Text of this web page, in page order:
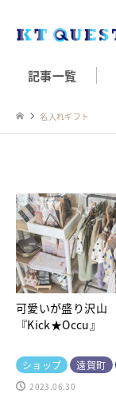
記事一覧
名入れギフト
可愛いが盛り沢山
『Kick★Occu』
ショップ 遠賀町
2023.06.30